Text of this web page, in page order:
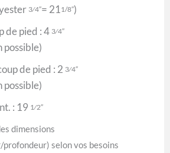
3⁄4″= 21 1/8″)
de pied : 4 3⁄4″
possible)
de pied : 2 3⁄4″
possible)
: 19 1⁄2″
dimensions
selon vos besoins